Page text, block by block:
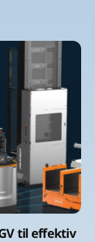
til effektiv